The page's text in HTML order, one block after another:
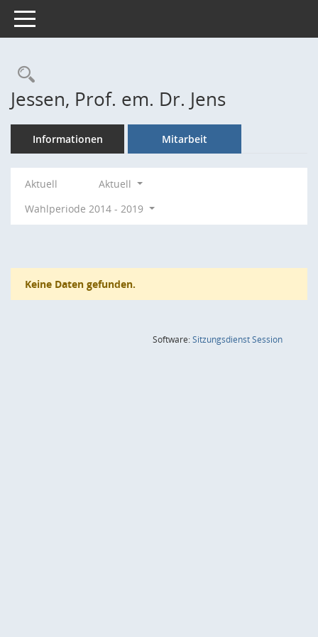
Toggle navigation
Rechercheauswahl
Jessen, Prof. em. Dr. Jens
Informationen Mitarbeit
Aktuell
Aktuell
Wahlperiode 2014 - 2019
Keine Daten gefunden.
Software:SitzungsdienstSession(Wird in